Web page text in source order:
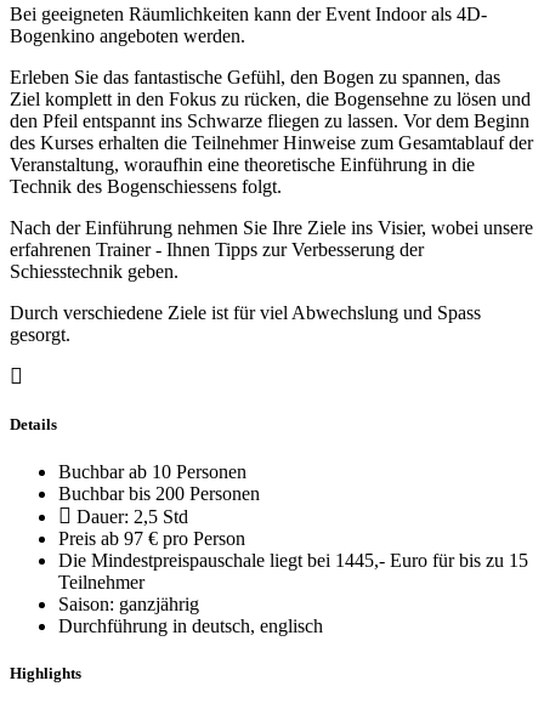
Bei geeigneten Räumlichkeiten kann der Event Indoor als 4D-
Bogenkino angeboten werden.
Erleben Sie das fantastische Gefühl, den Bogen zu spannen, das
Ziel komplett in den Fokus zu rücken, die Bogensehne zu lösen und
den Pfeil entspannt ins Schwarze fliegen zu lassen. Vor dem Beginn
des Kurses erhalten die Teilnehmer Hinweise zum Gesamtablauf der
Veranstaltung, woraufhin eine theoretische Einführung in die
Technik des Bogenschiessens folgt.
Nach der Einführung nehmen Sie Ihre Ziele ins Visier, wobei unsere
erfahrenen Trainer - Ihnen Tipps zur Verbesserung der
Schiesstechnik geben.
Durch verschiedene Ziele ist für viel Abwechslung und Spass
gesorgt.
Details
Buchbar ab 10 Personen
Buchbar bis 200 Personen
Dauer: 2,5 Std
Preis ab 97 € pro Person
Die Mindestpreispauschale liegt bei 1445,- Euro für bis zu 15
Teilnehmer
Saison: ganzjährig
Durchführung in deutsch, englisch
Highlights